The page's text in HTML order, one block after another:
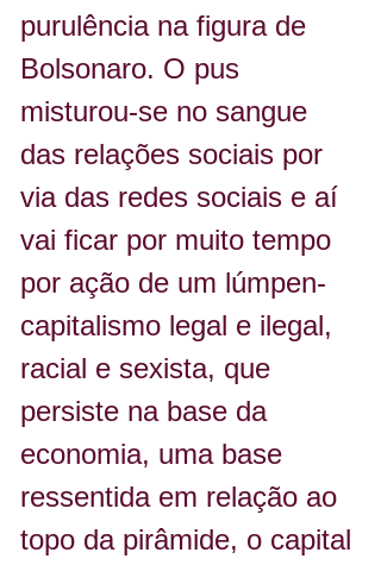
purulência na figura de
Bolsonaro. O pus
misturou-se no sangue
das relações sociais por
via das redes sociais e aí
vai ficar por muito tempo
por ação de um lúmpen-
capitalismo legal e ilegal,
racial e sexista, que
persiste na base da
economia, uma base
ressentida em relação ao
topo da pirâmide, o capital